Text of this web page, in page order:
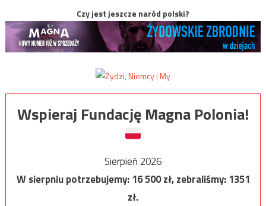
Czy jest jeszcze naród polski?
Wspieraj Fundację Magna Polonia!
Sierpień 2026
W sierpniu potrzebujemy:16 500zł, zebraliśmy:1351
zł.